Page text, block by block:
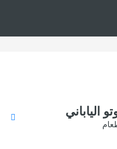
الياباني